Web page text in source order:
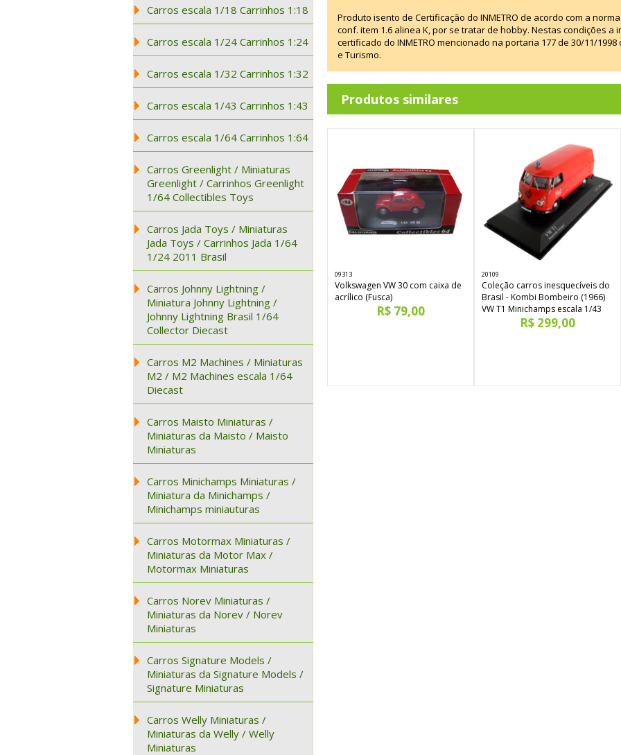
Carros escala 1/18 Carrinhos 1:18
Carros escala 1/24 Carrinhos 1:24
Carros escala 1/32 Carrinhos 1:32
Carros escala 1/43 Carrinhos 1:43
Carros escala 1/64 Carrinhos 1:64
Carros Greenlight / Miniaturas
Greenlight / Carrinhos Greenlight
1/64 Collectibles Toys
Carros Jada Toys / Miniaturas
Jada Toys / Carrinhos Jada 1/64
1/24 2011 Brasil
Carros Johnny Lightning /
Miniatura Johnny Lightning /
Johnny Lightning Brasil 1/64
Collector Diecast
Carros M2 Machines / Miniaturas
M2 / M2 Machines escala 1/64
Diecast
Carros Maisto Miniaturas /
Miniaturas da Maisto / Maisto
Miniaturas
Carros Minichamps Miniaturas /
Miniatura da Minichamps /
Minichamps miniauturas
Carros Motormax Miniaturas /
Miniaturas da Motor Max /
Motormax Miniaturas
Carros Norev Miniaturas /
Miniaturas da Norev / Norev
Miniaturas
Carros Signature Models /
Miniaturas da Signature Models /
Signature Miniaturas
Carros Welly Miniaturas /
Miniaturas da Welly / Welly
Miniaturas
Produto isento de Certificação do INMETRO de acordo com a norma
conf. item 1.6 alinea K, por se tratar de hobby. Nestas condições a
certificado do INMETRO mencionado na portaria 177 de 30/11/
e Turismo.
Produtos similares
09313
Volkswagen VW 30 com caixa de
acrílico (Fusca)
R$ 79,00
20109
Coleção carros inesquecíveis do
Brasil - Kombi Bombeiro (1966)
VW T1 Minichamps escala 1/43
R$ 299,00